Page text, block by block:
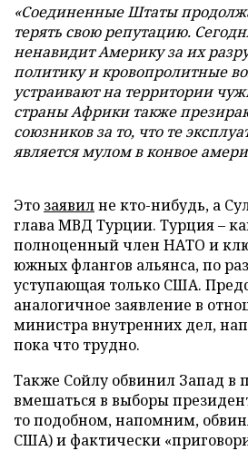
«Соединенные Штаты
терять свою репутацию.
ненавидит Америку за их
политику и кровопролитные
устраивают на территории
страны Африки также
союзников за то, что те
является мулом в конвое
Это заявилне кто-нибудь, а
глава МВД Турции. Турция –
полноценный член НАТО и
южных флангов альянса, по
уступающая только США.
аналогичное заявление в
министра внутренних дел,
пока что трудно.
Также Сойлу обвинил Запад в
вмешаться в выборы
то подобном, напомним,
США) и фактически